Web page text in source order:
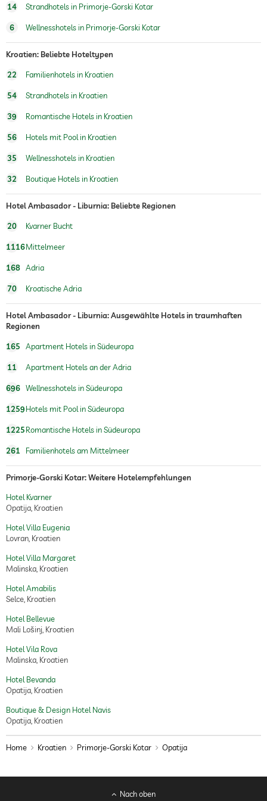
Wellnessbereich
Packungen
14 Strandhotels in Primorje-Gorski Kotar
6 Wellnesshotels in Primorje-Gorski Kotar
Kroatien: Beliebte Hoteltypen
22 Familienhotels in Kroatien
54 Strandhotels in Kroatien
39 Romantische Hotels in Kroatien
56 Hotels mit Pool in Kroatien
35 Wellnesshotels in Kroatien
32 Boutique Hotels in Kroatien
Hotel Ambasador - Liburnia: Beliebte Regionen
20 Kvarner Bucht
1116Mittelmeer
168 Adria
70 Kroatische Adria
Hotel Ambasador - Liburnia: Ausgewählte Hotels in traumhaften
Regionen
165 Apartment Hotels in Südeuropa
11 Apartment Hotels an der Adria
696 Wellnesshotels in Südeuropa
1259Hotels mit Pool in Südeuropa
1225Romantische Hotels in Südeuropa
261 Familienhotels am Mittelmeer
Primorje-Gorski Kotar: Weitere Hotelempfehlungen
Hotel Kvarner
Opatija, Kroatien
Hotel Villa Eugenia
Lovran, Kroatien
Hotel Villa Margaret
Malinska, Kroatien
Hotel Amabilis
Selce, Kroatien
Hotel Bellevue
Mali Lošinj, Kroatien
Hotel Vila Rova
Malinska, Kroatien
Hotel Bevanda
Opatija, Kroatien
Boutique & Design Hotel Navis
Opatija, Kroatien
Home Kroatien Primorje-Gorski Kotar Opatija
Nach oben